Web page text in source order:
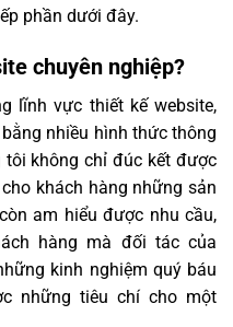
phần dưới đây.
chuyên nghiệp?
lĩnh vực thiết kế website,
nhiều hình thức thông
tôi không chỉ đúc kết được
khách hàng những sản
am hiểu được nhu cầu,
hàng mà đối tác của
kinh nghiệm quý báu
những tiêu chí cho một